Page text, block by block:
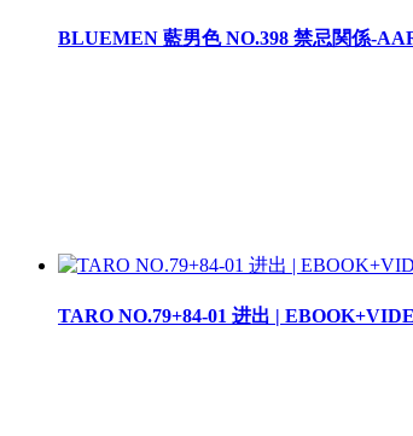
BLUEMEN 藍男色 NO.398 禁忌関係-
TARO NO.79+84-01 进出 |